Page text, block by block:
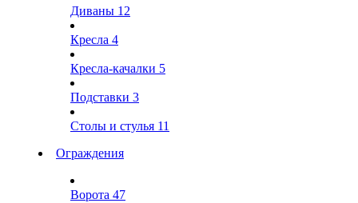
Диваны 12
Кресла 4
Кресла-качалки 5
Подставки 3
Столы и стулья 11
Ограждения
Ворота 47